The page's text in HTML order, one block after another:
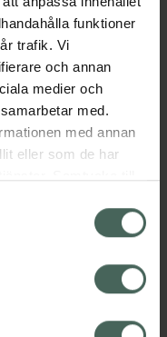
funktioner
trafik. Vi
och annan
medier och
med.
med annan
eller som de har
påverkar inte
innan återkallelsen.
Dölj
innan